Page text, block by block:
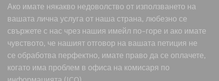
Ако имате някакво недоволство от използването на
вашата лична услуга от наша страна, любезно се
свържете с нас чрез нашия имейл по-горе и ако имате
чувството, че нашият отговор на вашата петиция не
се обработва перфектно, имате право да се оплачете,
когато има проблем в офиса на комисаря по
информацията (ICO).